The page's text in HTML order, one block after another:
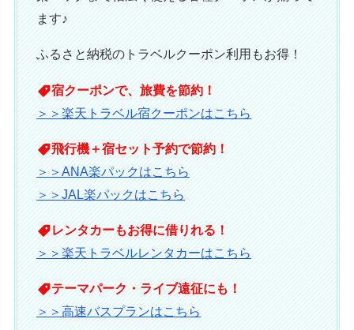
ます♪
ふるさと納税のトラベルクーポン利用もお得！
宿クーポンで、旅費を節約！
＞＞楽天トラベル宿クーポンはこちら
飛行機＋宿セット予約で節約！
＞＞ANA楽パックはこちら
＞＞JAL楽パックはこちら
レンタカーもお得に借りれる！
＞＞楽天トラベルレンタカーはこちら
テーマパーク・ライブ遠征にも！
＞＞高速バスプランはこちら